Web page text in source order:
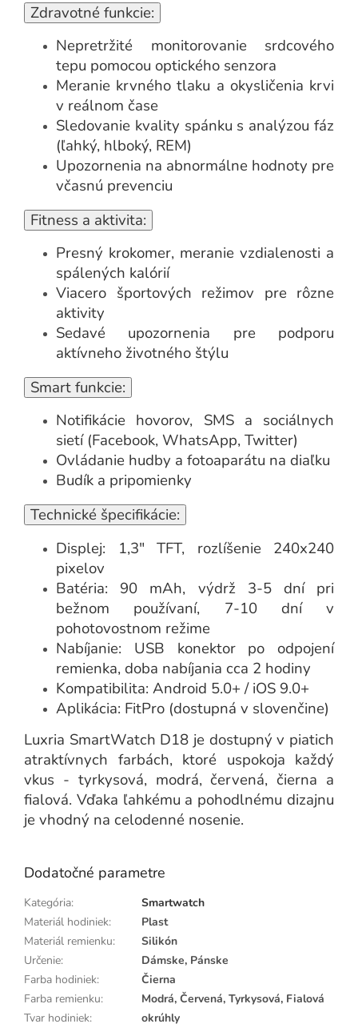
Zdravotné funkcie:
Nepretržité monitorovanie srdcového
tepu pomocou optického senzora
Meranie krvného tlaku a okysličenia krvi
v reálnom čase
Sledovanie kvality spánku s analýzou fáz
(ľahký, hlboký, REM)
Upozornenia na abnormálne hodnoty pre
včasnú prevenciu
Fitness a aktivita:
Presný krokomer, meranie vzdialenosti a
spálených kalórií
Viacero športových režimov pre rôzne
aktivity
Sedavé upozornenia pre podporu
aktívneho životného štýlu
Smart funkcie:
Notifikácie hovorov, SMS a sociálnych
sietí (Facebook, WhatsApp, Twitter)
Ovládanie hudby a fotoaparátu na diaľku
Budík a pripomienky
Technické špecifikácie:
Displej: 1,3" TFT, rozlíšenie 240x240
pixelov
Batéria: 90 mAh, výdrž 3-5 dní pri
bežnom používaní, 7-10 dní v
pohotovostnom režime
Nabíjanie: USB konektor po odpojení
remienka, doba nabíjania cca 2 hodiny
Kompatibilita: Android 5.0+ / iOS 9.0+
Aplikácia: FitPro (dostupná v slovenčine)
Luxria SmartWatch D18 je dostupný v piatich
atraktívnych farbách, ktoré uspokoja každý
vkus - tyrkysová, modrá, červená, čierna a
fialová. Vďaka ľahkému a pohodlnému dizajnu
je vhodný na celodenné nosenie.
Dodatočné parametre
Kategória:
Smartwatch
Materiál hodiniek:
Plast
Materiál remienku:
Silikón
Určenie:
Dámske, Pánske
Farba hodiniek:
Čierna
Farba remienku:
Modrá, Červená, Tyrkysová, Fialová
Tvar hodiniek:
okrúhly